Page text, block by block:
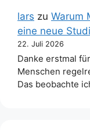
lars zu Warum
eine neue
22. Juli 2026
Danke erstmal
Menschen
Das beobachte